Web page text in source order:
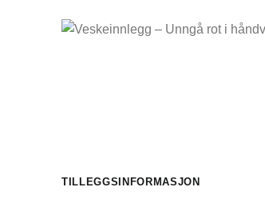
TILLEGGSINFORMASJON